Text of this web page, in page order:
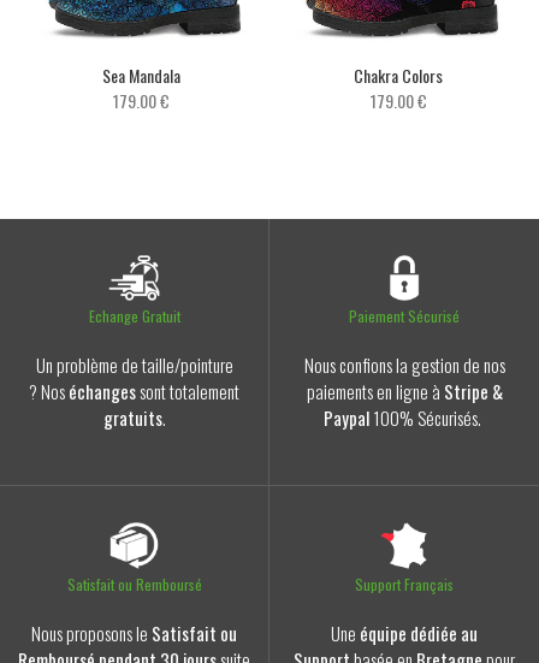
Sea Mandala
179.00 €
Chakra Colors
179.00 €
Echange Gratuit
Un problème de taille/pointure
? Noséchangessont totalement
gratuits.
Paiement Sécurisé
Nous confions la gestion de nos
paiements en ligne à Stripe &
Paypal100% Sécurisés.
Satisfait ou Remboursé
Nous proposons le Satisfait ou
Support Français
Une équipe dédiée au